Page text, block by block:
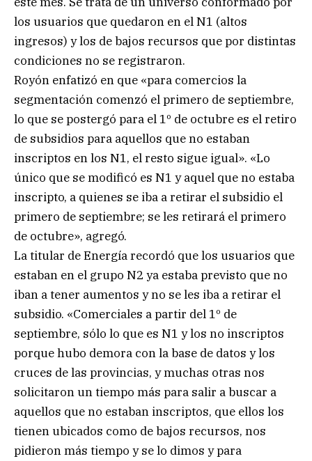
los usuarios que quedaron en el N1 (altos
ingresos) y los de bajos recursos que por distintas
condiciones no se registraron.
Royón enfatizó en que «para comercios la
segmentación comenzó el primero de septiembre,
lo que se postergó para el 1º de octubre es el retiro
de subsidios para aquellos que no estaban
inscriptos en los N1, el resto sigue igual». «Lo
único que se modificó es N1 y aquel que no estaba
inscripto, a quienes se iba a retirar el subsidio el
primero de septiembre; se les retirará el primero
de octubre», agregó.
La titular de Energía recordó que los usuarios que
estaban en el grupo N2 ya estaba previsto que no
iban a tener aumentos y no se les iba a retirar el
subsidio. «Comerciales a partir del 1º de
septiembre, sólo lo que es N1 y los no inscriptos
porque hubo demora con la base de datos y los
cruces de las provincias, y muchas otras nos
solicitaron un tiempo más para salir a buscar a
aquellos que no estaban inscriptos, que ellos los
tienen ubicados como de bajos recursos, nos
pidieron más tiempo y se lo dimos y para